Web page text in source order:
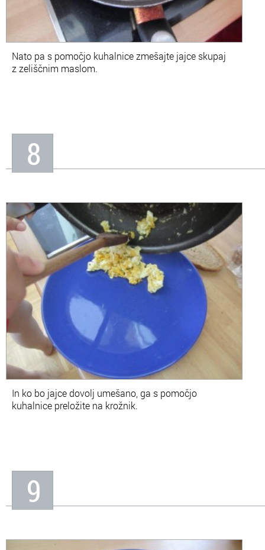
Nato pa s pomočjo kuhalnice zmešajte jajce skupaj
z zeliščnim maslom.
8
In ko bo jajce dovolj umešano, ga s pomočjo
kuhalnice preložite na krožnik.
9